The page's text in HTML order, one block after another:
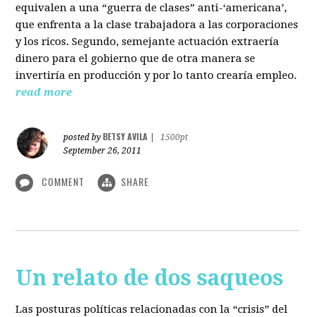
equivalen a una “guerra de clases” anti-‘americana’,
que enfrenta a la clase trabajadora a las corporaciones
y los ricos. Segundo, semejante actuación extraería
dinero para el gobierno que de otra manera se
invertiría en producción y por lo tanto crearía empleo.
read more
posted by BETSY AVILA
1500pt
September 26, 2011
COMMENT SHARE
Un relato de dos saqueos
Las posturas políticas relacionadas con la “crisis” del